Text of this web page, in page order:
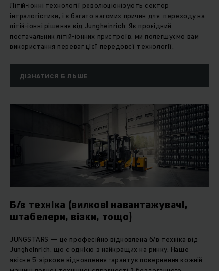
Літій-іонні технології революціонізують сектор
інтралогістики, і є багато вагомих причин для переходу на
літій-іонні рішення від Jungheinrich. Як провідний
постачальник літій-іонних пристроїв, ми полегшуємо вам
використання переваг цієї передової технології.
ДІЗНАТИСЯ БІЛЬШЕ
Б/в техніка (вилкові навантажувачі,
штабелери, візки, тощо)
JUNGSTARS — це професійно відновлена б/в техніка від
Jungheinrich, що є однією з найкращих на ринку. Наше
якісне 5-зіркове відновлення гарантує повернення кожній